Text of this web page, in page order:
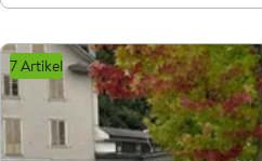
7 Artikel